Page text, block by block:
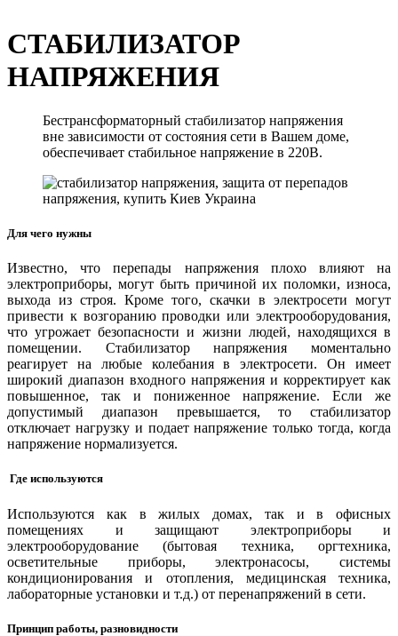
СТАБИЛИЗАТОР
НАПРЯЖЕНИЯ
Бестрансформаторный стабилизатор напряжения
вне зависимости от состояния сети в Вашем доме,
обеспечивает стабильное напряжение в 220В.
Для чего нужны
Известно, что перепады напряжения плохо влияют на
электроприборы, могут быть причиной их поломки, износа,
выхода из строя. Кроме того, скачки в электросети могут
привести к возгоранию проводки или электрооборудования,
что угрожает безопасности и жизни людей, находящихся в
помещении. Стабилизатор напряжения моментально
реагирует на любые колебания в электросети. Он имеет
широкий диапазон входного напряжения и корректирует как
повышенное, так и пониженное напряжение. Если же
допустимый диапазон превышается, то стабилизатор
отключает нагрузку и подает напряжение только тогда, когда
напряжение нормализуется.
Где используются
Используются как в жилых домах, так и в офисных
помещениях и защищают электроприборы и
электрооборудование (бытовая техника, оргтехника,
осветительные приборы, электронасосы, системы
кондиционирования и отопления, медицинская техника,
лабораторные установки и т.д.) от перенапряжений в сети.
Принцип работы, разновидности